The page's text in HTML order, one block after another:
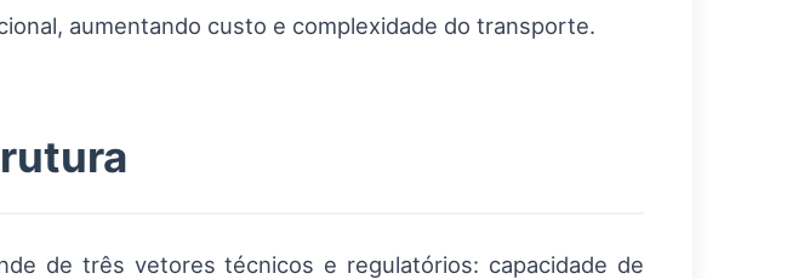
aumentando custo e complexidade do transporte.
de três vetores técnicos e regulatórios: capacidade de